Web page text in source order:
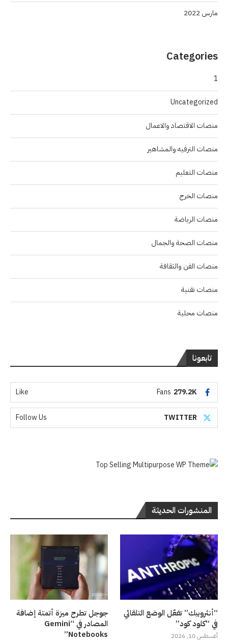
مارس 2022
Categories
1
Uncategorized
منصات الاقتصاد والاعمال
منصات الترفيه والمشاهير
منصات التعليم
منصات الخرج
منصات الرياضة
منصات الصحة والجمال
منصات الفن والثقافة
منصات تقنية
منصات محلية
تابعونا
279.2K
Fans
Like
TWITTER
Follow Us
المنشورات الحديثة
“أنثروبيك” تفعّل الوضع التلقائي
في “كلود كود”
أغسطس 10, 2026
جوجل تطرح ميزة أتمتة إضافة
المصادر في “Gemini
Notebooks”